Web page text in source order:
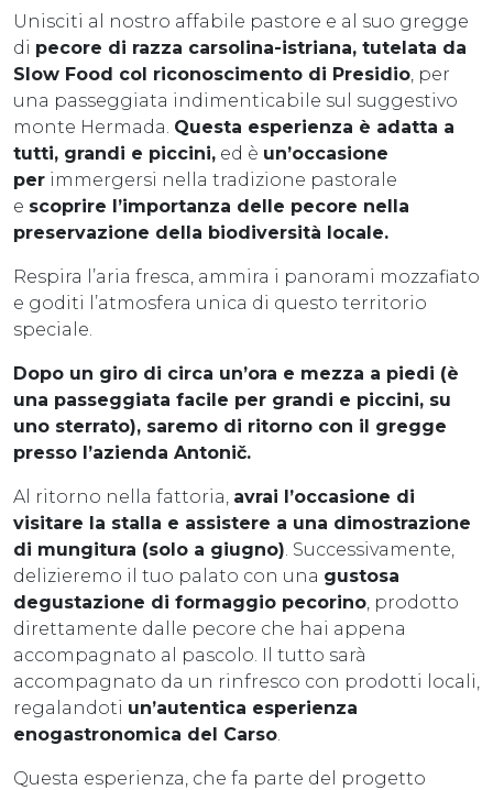
Unisciti al nostro affabile pastore e al suo gregge
di pecore di razza carsolina-istriana, tutelata da
Slow Food col riconoscimento di Presidio , per
una passeggiata indimenticabile sul suggestivo
monte Hermada. Questa esperienza è adatta a
tutti, grandi e piccini, ed è un’occasione
per immergersi nella tradizione pastorale
e scoprire l’importanza delle pecore nella
preservazione della biodiversità locale.
Respira l’aria fresca, ammira i panorami mozzafiato
e goditi l’atmosfera unica di questo territorio
speciale.
Dopo un giro di circa un’ora e mezza a piedi (è
una passeggiata facile per grandi e piccini, su
uno sterrato), saremo di ritorno con il gregge
presso l’azienda Antonič.
Al ritorno nella fattoria, avrai l’occasione di
visitare la stalla e assistere a una dimostrazione
di mungitura (solo a giugno) . Successivamente,
delizieremo il tuo palato con una gustosa
degustazione di formaggio pecorino , prodotto
direttamente dalle pecore che hai appena
accompagnato al pascolo. Il tutto sarà
accompagnato da un rinfresco con prodotti locali,
regalandoti un’autentica esperienza
enogastronomica del Carso
Questa esperienza, che fa parte del progetto